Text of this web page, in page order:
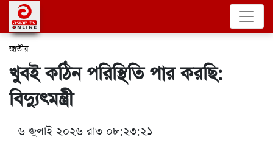
জাতীয়
খুবই কঠিন পরিস্থিতি পার করছি:
বিদ্যুৎমন্ত্রী
৬ জুলাই ২০২৬ রাত ০৮:২৩:২১